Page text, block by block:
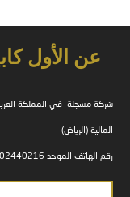
عن الأول
المالية (الرياض)
رقم الهاتف الموحد 8002440216 (966+)